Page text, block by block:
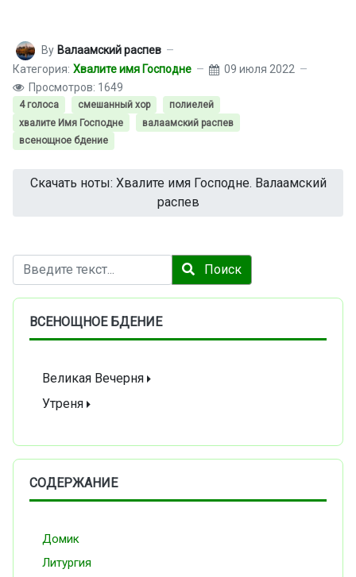
By Валаамский распев
Категория: Хвалите имя Господне
09 июля 2022
Просмотров: 1649
4 голоса смешанный хор
полиелей
хвалите Имя Господне
валаамский распев
всенощное бдение
Скачать ноты: Хвалите имя Господне. Валаамский
распев
Поиск Поиск
ВСЕНОЩНОЕ БДЕНИЕ
Великая Вечерня
Утреня
СОДЕРЖАНИЕ
Домик
Литургия